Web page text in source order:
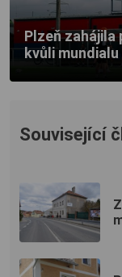
Plzeň zahájila
kvůli
Související